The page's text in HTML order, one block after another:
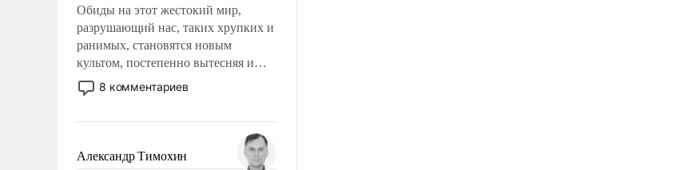
Обиды на этот жестокий мир,
разрушающий нас, таких хрупких и
ранимых, становятся новым
культом, постепенно вытесняя и
отменяя традиционное требование к
человеку – быть мужественным и
на себя ответственность, помогать
слабым, идти вперед и
8 комментариев
Александр Тимохин